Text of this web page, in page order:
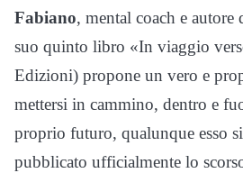
Fabiano, mental coach e
suo quinto libro «In viaggio
Edizioni) propone un vero e
mettersi in cammino, dentro e
proprio futuro, qualunque esso
pubblicato ufficialmente lo